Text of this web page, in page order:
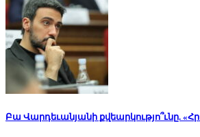
Բա Վարդեւանյանի քվեարկությո՞ւնը.